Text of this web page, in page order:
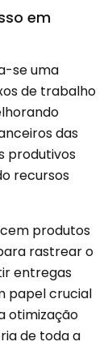
em
se uma
de trabalho
das
produtivos
recursos
produtos
rastrear o
entregas
papel crucial
otimização
de toda a